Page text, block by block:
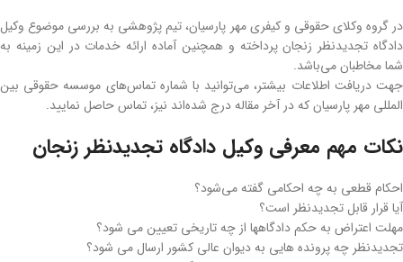
در گروه وکلای حقوقی و کیفری مهر پارسیان، تیم پژوهشی به بررسی موضوع وکیل
دادگاه تجدیدنظر زنجان پرداخته و همچنین آماده ارائه خدمات در این زمینه به
شما مخاطبان می‌باشد.
جهت دریافت اطلاعات بیشتر، می‌توانید با شماره تماس‌های موسسه حقوقی بین
المللی مهر پارسیان که در آخر مقاله درج شده‌اند نیز، تماس حاصل نمایید.
نکات مهم معرفی وکیل دادگاه تجدیدنظر زنجان
احکام قطعی به چه احکامی گفته می‌شود؟
آیا قرار قابل تجدیدنظر است؟
مهلت اعتراض به حکم دادگاهها از چه تاریخی تعیین می شود؟
تجدیدنظر چه پرونده هایی به دیوان عالی کشور ارسال می شود؟